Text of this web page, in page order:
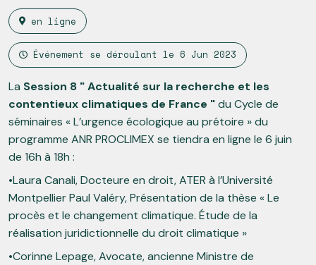
en ligne
Événement se déroulant le 6 Jun 2023
La Session 8 " Actualité sur la recherche et les
contentieux climatiques de France "du Cycle de
séminaires « L’urgence écologique au prétoire » du
programme ANR PROCLIMEX se tiendra en ligne le 6 juin
de 16h à 18h :
•Laura Canali, Docteure en droit, ATER à l’Université
Montpellier Paul Valéry, Présentation de la thèse « Le
procès et le changement climatique. Étude de la
réalisation juridictionnelle du droit climatique »
•Corinne Lepage, Avocate, ancienne Ministre de